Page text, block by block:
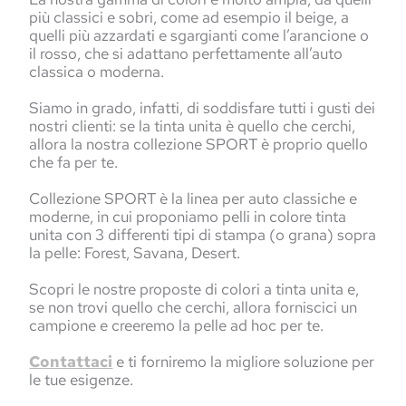
più classici e sobri, come ad esempio il beige, a
quelli più azzardati e sgargianti come l’arancione o
il rosso, che si adattano perfettamente all’auto
classica o moderna.
Siamo in grado, infatti, di soddisfare tutti i gusti dei
nostri clienti: se la tinta unita è quello che cerchi,
allora la nostra collezione SPORT è proprio quello
che fa per te.
Collezione SPORT è la linea per auto classiche e
moderne, in cui proponiamo pelli in colore tinta
unita con 3 differenti tipi di stampa (o grana) sopra
la pelle: Forest, Savana, Desert.
Scopri le nostre proposte di colori a tinta unita e,
se non trovi quello che cerchi, allora forniscici un
campione e creeremo la pelle ad hoc per te.
Contattaci e ti forniremo la migliore soluzione per
le tue esigenze.